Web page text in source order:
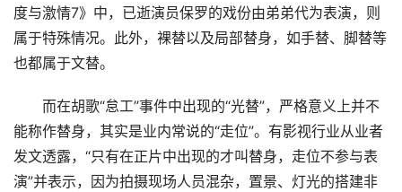
度与激情7》中，已逝演员保罗的戏份由弟弟代为表演，则
属于特殊情况。此外，裸替以及局部替身，如手替、脚替等
也都属于文替。
而在胡歌“怠工”事件中出现的“光替”，严格意义上并不
能称作替身，其实是业内常说的“走位”。有影视行业从业者
发文透露，“只有在正片中出现的才叫替身，走位不参与表
演”并表示，因为拍摄现场人员混杂，置景、灯光的搭建非